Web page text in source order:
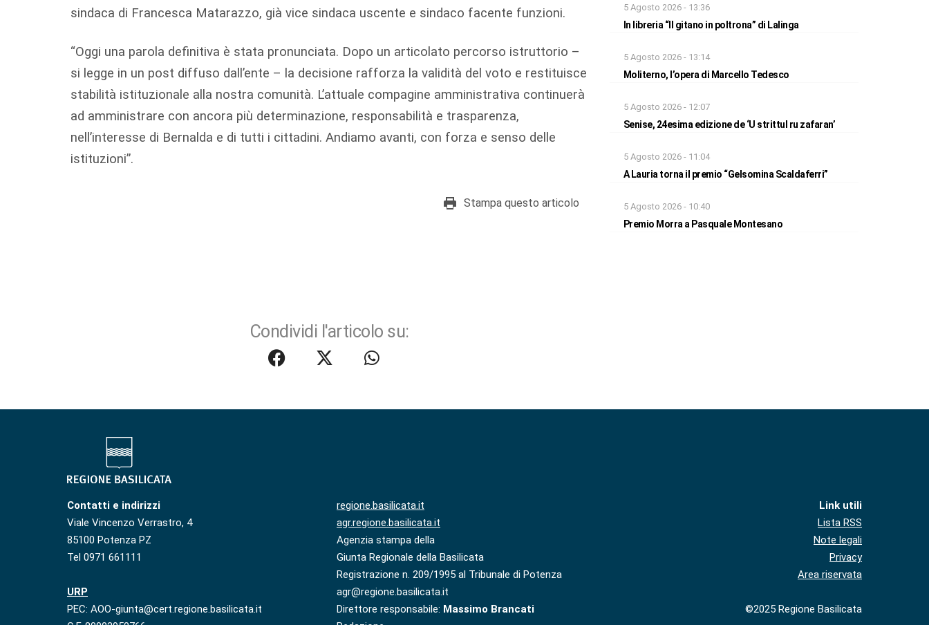
sindaca di Francesca Matarazzo, già vice sindaca uscente e sindaco facente funzioni.
“Oggi una parola definitiva è stata pronunciata. Dopo un articolato percorso istruttorio –
si legge in un post diffuso dall’ente – la decisione rafforza la validità del voto e restituisce
stabilità istituzionale alla nostra comunità. L’attuale compagine amministrativa continuerà
ad amministrare con ancora più determinazione, responsabilità e trasparenza,
nell’interesse di Bernalda e di tutti i cittadini. Andiamo avanti, con forza e senso delle
istituzioni”.
Stampa questo articolo
Condividi l'articolo su:
5 Agosto 2026 - 13:36
In libreria “Il gitano in poltrona” di Lalinga
5 Agosto 2026 - 13:14
Moliterno, l’opera di Marcello Tedesco
5 Agosto 2026 - 12:07
Senise, 24esima edizione de ‘U strittul ru zafaran’
5 Agosto 2026 - 11:04
A Lauria torna il premio “Gelsomina Scaldaferri”
5 Agosto 2026 - 10:40
Premio Morra a Pasquale Montesano
Contatti e indirizzi
Viale Vincenzo Verrastro, 4
85100 Potenza PZ
Tel 0971 661111
URP
PEC: AOO-giunta@cert.regione.basilicata.it
regione.basilicata.it
agr.regione.basilicata.it
Agenzia stampa della
Giunta Regionale della Basilicata
Registrazione n. 209/1995 al Tribunale di Potenza
agr@regione.basilicata.it
Direttore responsabile: Massimo Brancati
Link utili
Lista RSS
Note legali
Privacy
Area riservata
©2025 Regione Basilicata